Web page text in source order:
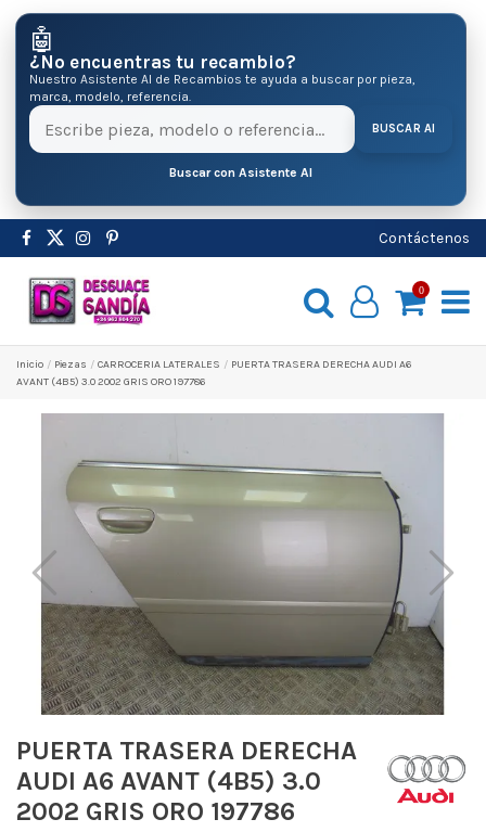
🤖
¿No encuentras tu recambio?
Nuestro Asistente AI de Recambios te ayuda a buscar por pieza,
marca, modelo, referencia.
BUSCAR AI
Buscar con Asistente AI
Contáctenos
0
Inicio Pіezas CARROCERIA LATERALES
PUERTA TRASERA DERECHA AUDI A6
AVANT (4B5) 3.0 2002 GRIS ORO 197786
PUERTA TRASERA DERECHA
AUDI A6 AVANT (4B5) 3.0
2002 GRIS ORO 197786